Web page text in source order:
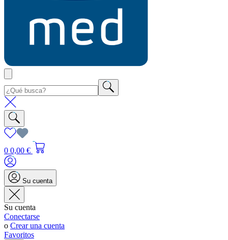
0 0,00 €
Su cuenta
Su cuenta
Conectarse
o Crear una cuenta
Favoritos